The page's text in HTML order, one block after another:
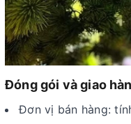
Đóng gói và giao
Đơn vị bán hàng: